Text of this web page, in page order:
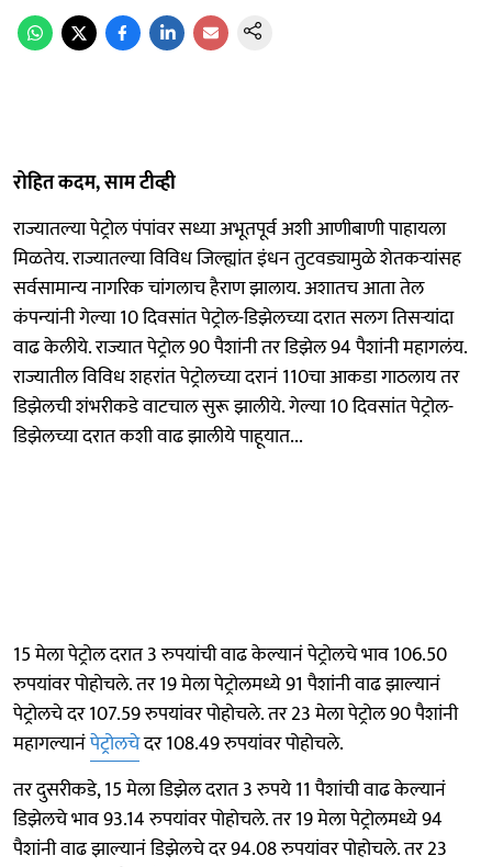
रोहित कदम, साम टीव्ही
राज्यातल्या पेट्रोल पंपांवर सध्या अभूतपूर्व अशी आणीबाणी पाहायला
मिळतेय. राज्यातल्या विविध जिल्ह्यांत इंधन तुटवड्यामुळे शेतकऱ्यांसह
सर्वसामान्य नागरिक चांगलाच हैराण झालाय. अशातच आता तेल
कंपन्यांनी गेल्या 10 दिवसांत पेट्रोल-डिझेलच्या दरात सलग तिसऱ्यांदा
वाढ केलीये. राज्यात पेट्रोल 90 पैशांनी तर डिझेल 94 पैशांनी महागलंय.
राज्यातील विविध शहरांत पेट्रोलच्या दरानं 110चा आकडा गाठलाय तर
डिझेलची शंभरीकडे वाटचाल सुरू झालीये. गेल्या 10 दिवसांत पेट्रोल-
डिझेलच्या दरात कशी वाढ झालीये पाहूयात...
15 मेला पेट्रोल दरात 3 रुपयांची वाढ केल्यानं पेट्रोलचे भाव 106.50
रुपयांवर पोहोचले. तर 19 मेला पेट्रोलमध्ये 91 पैशांनी वाढ झाल्यानं
पेट्रोलचे दर 107.59 रुपयांवर पोहोचले. तर 23 मेला पेट्रोल 90 पैशांनी
महागल्यानंपेट्रोलचेदर 108.49 रुपयांवर पोहोचले.
तर दुसरीकडे, 15 मेला डिझेल दरात 3 रुपये 11 पैशांची वाढ केल्यानं
डिझेलचे भाव 93.14 रुपयांवर पोहोचले. तर 19 मेला पेट्रोलमध्ये 94
पैशांनी वाढ झाल्यानं डिझेलचे दर 94.08 रुपयांवर पोहोचले. तर 23